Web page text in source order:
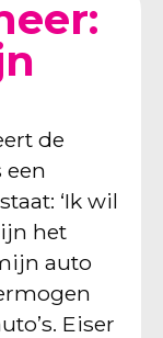
de
‘Ik wil
het
auto
Eiser